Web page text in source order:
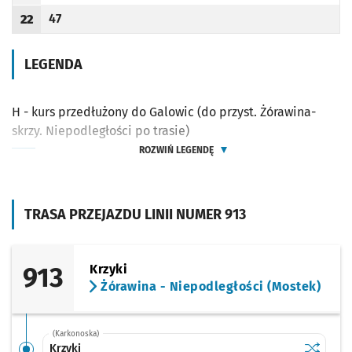
TRASA PRZEJAZDU LINII NUMER 913
913
Krzyki
Żórawina - Niepodległości (Mostek)
(Karkonoska)
Krzyki Sprawdź
Krzyki
Godzina odjazdu
22
Odjazd
47
minut po godzinie 22
LEGENDA
H - kurs przedłużony do Galowic (do przyst. Żórawina-
skrzy. Niepodległości po trasie)
ROZWIŃ LEGENDĘ